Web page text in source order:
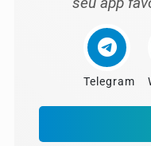
Telegram